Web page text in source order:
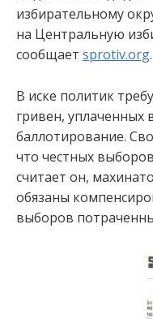
избирательному
на Центральную
сообщает sprotiv.org.
В иске политик
гривен, уплаченных
баллотирование.
что честных
считает он,
обязаны
выборов